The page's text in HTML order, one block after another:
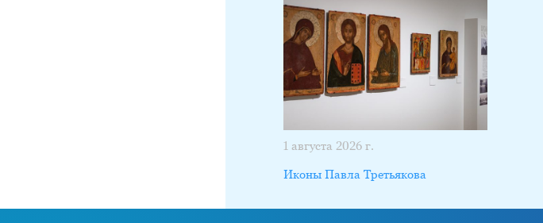
1 августа 2026 г.
Иконы Павла Третьякова